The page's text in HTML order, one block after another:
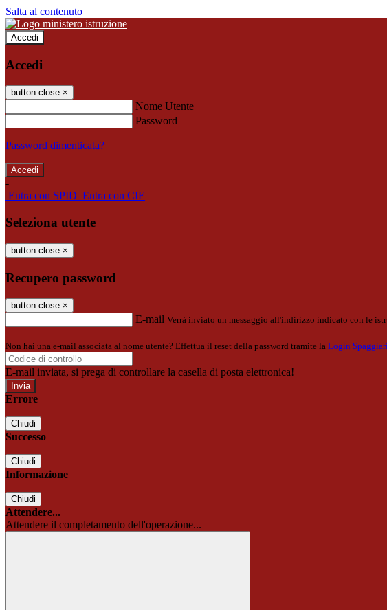
Salta al contenuto
Accedi
Accedi
button close ×
Nome Utente
Password
Password dimenticata?
-
Entra con SPID Entra con CIE
Seleziona utente
button close ×
Recupero password
button close ×
E-mail Verrà inviato un messaggio all'indirizzo indicato con le
Non hai una e-mail associata al nome utente? Effettua il reset della password tramite la Login
E-mail inviata, si prega di controllare la casella di posta elettronica!
Errore
Chiudi
Successo
Chiudi
Informazione
Chiudi
Attendere...
Attendere il completamento dell'operazione...